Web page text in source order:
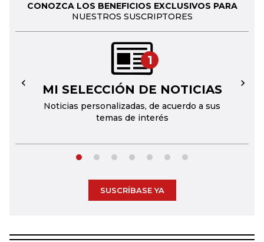
CONOZCA LOS BENEFICIOS EXCLUSIVOS PARA
NUESTROS SUSCRIPTORES
1
MI SELECCIÓN DE NOTICIAS
Noticias personalizadas, de acuerdo a sus
temas de interés
← →
SUSCRÍBASE YA